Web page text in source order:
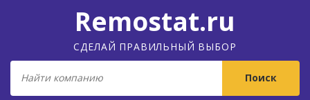
Remostat.ru
СДЕЛАЙ ПРАВИЛЬНЫЙ ВЫБОР